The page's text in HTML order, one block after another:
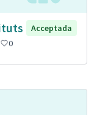
Acceptada
0